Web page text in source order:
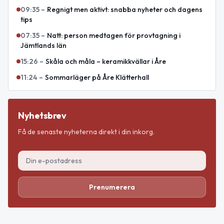
09:35 – Regnigt men aktivt: snabba nyheter och dagens
tips
07:35 – Natt: person medtagen för provtagning i
Jämtlands län
15:26 – Skåla och måla – keramikkvällar i Åre
11:24 – Sommarläger på Åre Klätterhall
Nyhetsbrev
Få de senaste nyheterna direkt i din inkorg.
Prenumerera